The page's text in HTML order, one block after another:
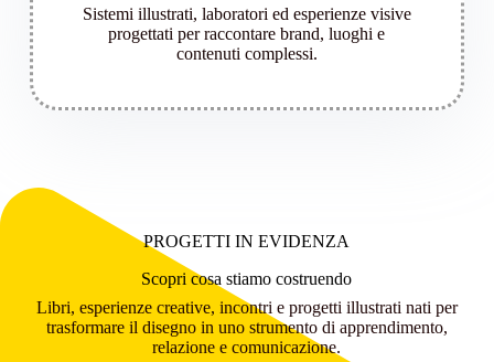
Sistemi illustrati, laboratori ed esperienze visive
progettati per raccontare brand, luoghi e
contenuti complessi.
PROGETTI IN EVIDENZA
Scopri cosa stiamo costruendo
Libri, esperienze creative, incontri e progetti illustrati nati per
trasformare il disegno in uno strumento di apprendimento,
relazione e comunicazione.